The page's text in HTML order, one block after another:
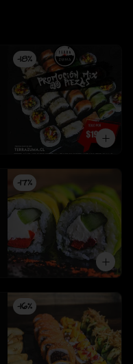
-18%
-17%
-16%